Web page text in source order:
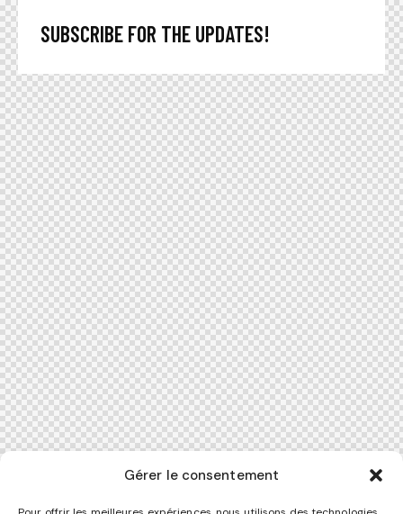
Gérer le consentement
SUBSCRIBE FOR THE UPDATES!